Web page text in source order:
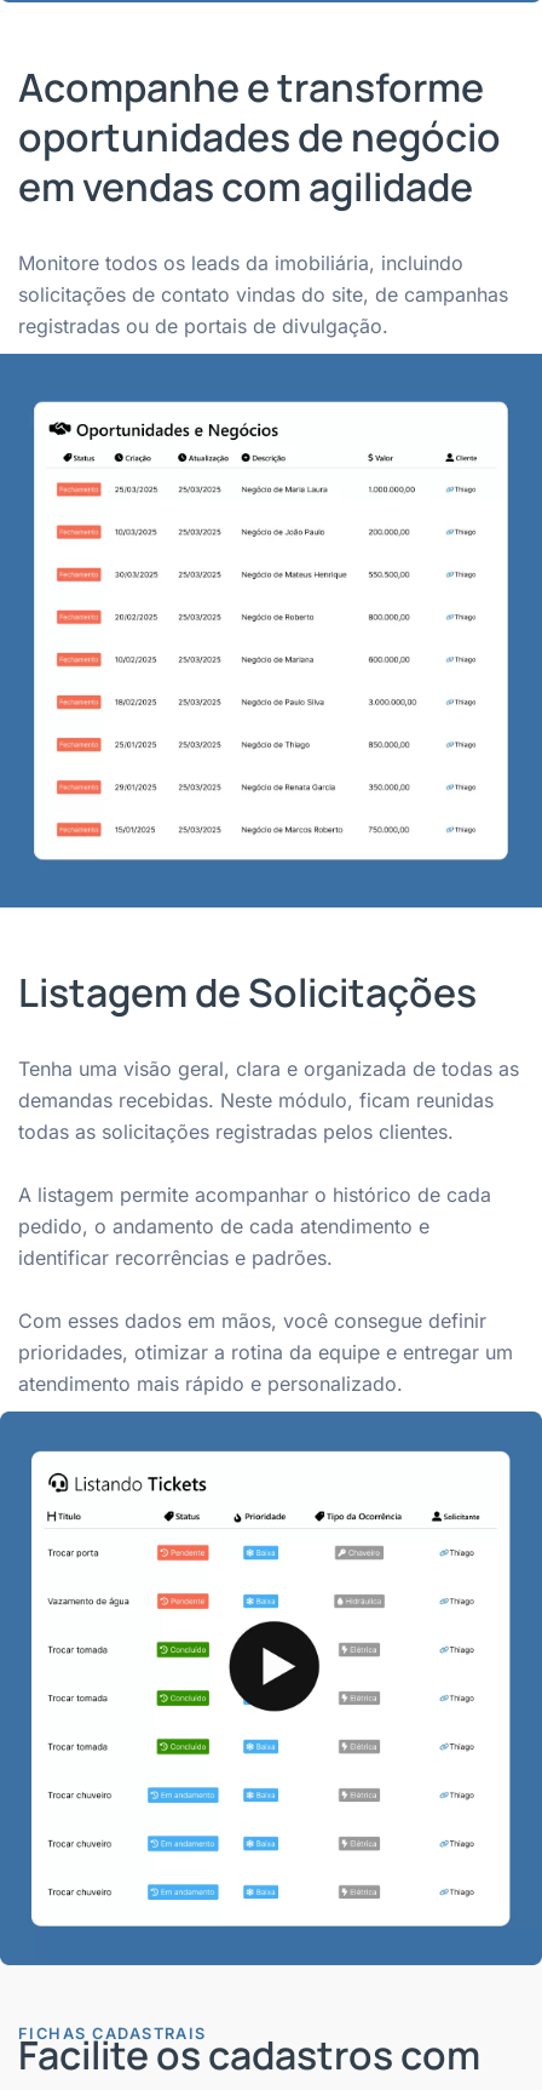
Acompanhe e transforme
oportunidades de negócio
em vendas com agilidade
Monitore todos os leads da imobiliária, incluindo
solicitações de contato vindas do site, de campanhas
registradas ou de portais de divulgação.
Listagem de Solicitações
Tenha uma visão geral, clara e organizada de todas as
demandas recebidas. Neste módulo, ficam reunidas
todas as solicitações registradas pelos clientes.
A listagem permite acompanhar o histórico de cada
pedido, o andamento de cada atendimento e
identificar recorrências e padrões.
Com esses dados em mãos, você consegue definir
prioridades, otimizar a rotina da equipe e entregar um
atendimento mais rápido e personalizado.
FICHAS CADASTRAIS
Facilite os cadastros com